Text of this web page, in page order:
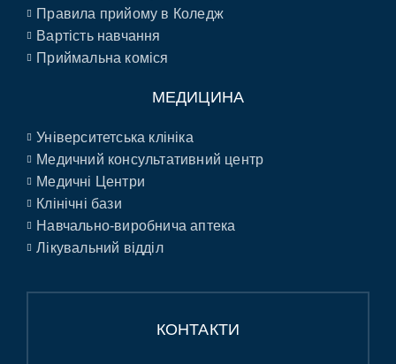
Правила прийому в Коледж
Вартість навчання
Приймальна коміся
МЕДИЦИНА
Університетська клініка
Медичний консультативний центр
Медичні Центри
Клінічні бази
Навчально-виробнича аптека
Лікувальний відділ
КОНТАКТИ